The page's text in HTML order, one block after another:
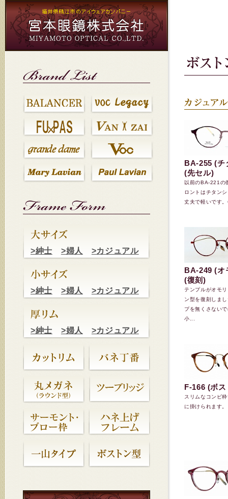
宮
本
眼
鏡
>紳士 >婦人 >カジュアル
>紳士 >婦人 >カジュアル
>紳士 >婦人 >カジュアル
ブ
ス
会
お
せ
HOME
BA-255 (チ
(先セル)
以前のBA-221の
ロントはチタン
丈夫で軽いです
BA-249 (オ
(復刻)
テンプルがオモ
ン型を復刻しま
プを無くさない
小...
F-166 (ボ
スリムなコンビ
に掛けられます。